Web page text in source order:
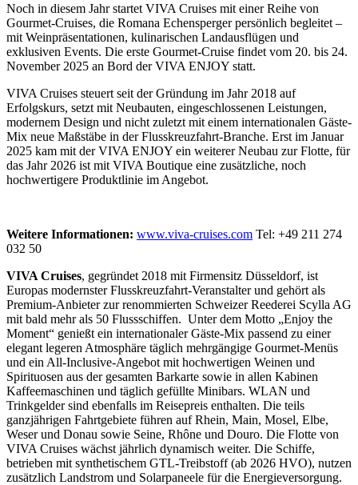
Noch in diesem Jahr startet VIVA Cruises mit einer Reihe von
Gourmet-Cruises, die Romana Echensperger persönlich begleitet –
mit Weinpräsentationen, kulinarischen Landausflügen und
exklusiven Events. Die erste Gourmet-Cruise findet vom 20. bis 24.
November 2025 an Bord der VIVA ENJOY statt.
VIVA Cruises steuert seit der Gründung im Jahr 2018 auf
Erfolgskurs, setzt mit Neubauten, eingeschlossenen Leistungen,
modernem Design und nicht zuletzt mit einem internationalen Gäste-
Mix neue Maßstäbe in der Flusskreuzfahrt-Branche. Erst im Januar
2025 kam mit der VIVA ENJOY ein weiterer Neubau zur Flotte, für
das Jahr 2026 ist mit VIVA Boutique eine zusätzliche, noch
hochwertigere Produktlinie im Angebot.
Weitere Informationen: www.viva-cruises.com Tel: +49 211 274
032 50
VIVA Cruises, gegründet 2018 mit Firmensitz Düsseldorf, ist
Europas modernster Flusskreuzfahrt-Veranstalter und gehört als
Premium-Anbieter zur renommierten Schweizer Reederei Scylla AG
mit bald mehr als 50 Flussschiffen. Unter dem Motto „Enjoy the
Moment“ genießt ein internationaler Gäste-Mix passend zu einer
elegant legeren Atmosphäre täglich mehrgängige Gourmet-Menüs
und ein All-Inclusive-Angebot mit hochwertigen Weinen und
Spirituosen aus der gesamten Barkarte sowie in allen Kabinen
Kaffeemaschinen und täglich gefüllte Minibars. WLAN und
Trinkgelder sind ebenfalls im Reisepreis enthalten. Die teils
ganzjährigen Fahrtgebiete führen auf Rhein, Main, Mosel, Elbe,
Weser und Donau sowie Seine, Rhône und Douro. Die Flotte von
VIVA Cruises wächst jährlich dynamisch weiter. Die Schiffe,
betrieben mit synthetischem GTL-Treibstoff (ab 2026 HVO), nutzen
zusätzlich Landstrom und Solarpaneele für die Energieversorgung.